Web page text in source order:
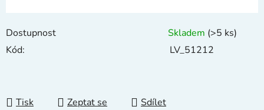
Dostupnost Skladem (>5 ks)
Kód:
LV_51212
Tisk Zeptat se Sdílet